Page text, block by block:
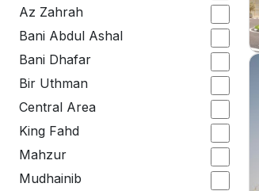
Az Zahrah
Bani Abdul Ashal
Bani Dhafar
Bir Uthman
Central Area
King Fahd
Mahzur
Mudhainib